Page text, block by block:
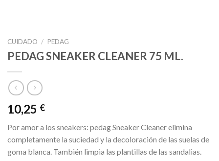
CUIDADO / PEDAG
PEDAG SNEAKER CLEANER 75 ML.
10,25 €
Por amor a los sneakers: pedag Sneaker Cleaner elimina
completamente la suciedad y la decoloración de las suelas de
goma blanca. También limpia las plantillas de las sandalias.